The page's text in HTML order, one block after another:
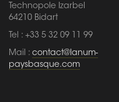
Technopole Izarbel
64210 Bidart
Tel : +33 5 32 09 11 99
Mail : contact@lanum-
paysbasque.com